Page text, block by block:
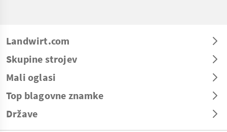
Landwirt.com
Skupine strojev
Mali oglasi
Top blagovne znamke
Države